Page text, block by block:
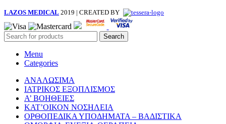
LAZOS MEDICAL 2019 | CREATED BY
Search
Menu
Categories
ΑΝΑΛΩΣΙΜΑ
ΙΑΤΡΙΚΟΣ ΕΞΟΠΛΙΣΜΟΣ
Α’ ΒΟΗΘΕΙΕΣ
ΚΑΤ’ΟΙΚΟΝ ΝΟΣΗΛΕΙΑ
ΟΡΘΟΠΕΔΙΚΑ ΥΠΟΔΗΜΑΤΑ – ΒΑΔΙΣΤΙΚΑ